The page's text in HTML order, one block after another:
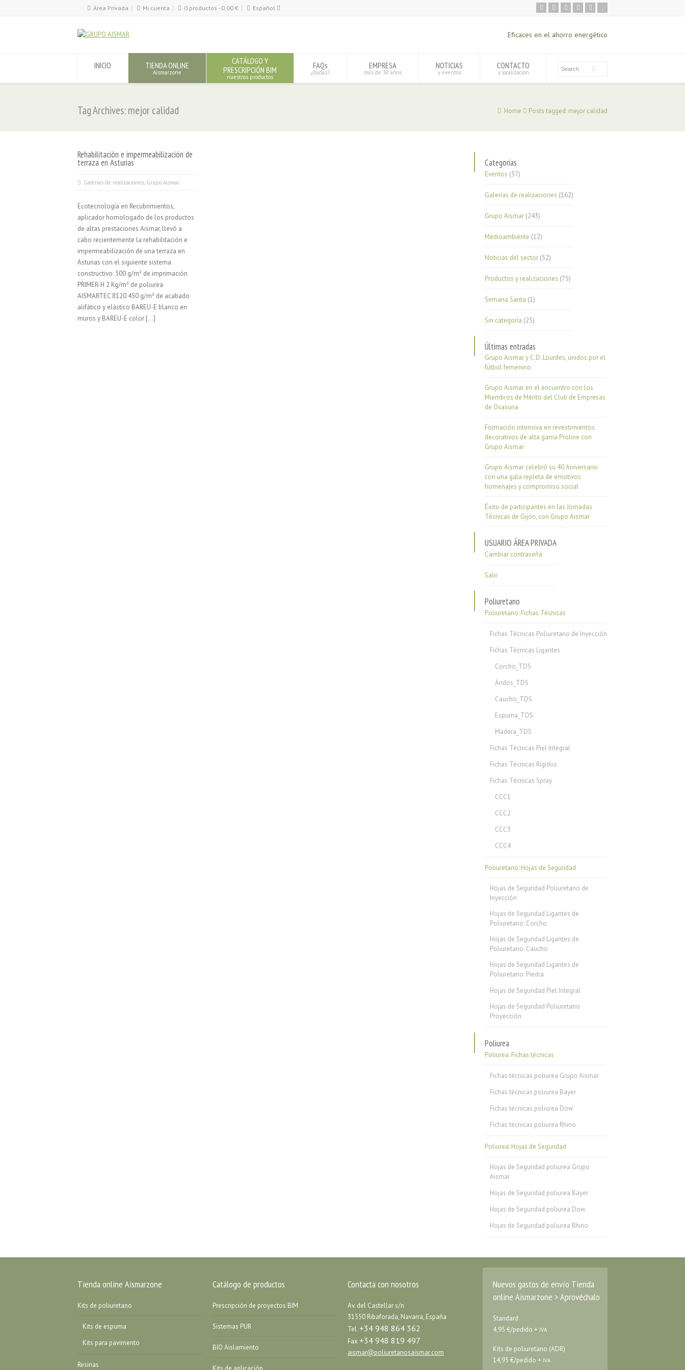
Área Privada Mi cuenta 0 productos - 0,00 €
Español
Eficaces en el ahorro energético
INICIO TIENDA ONLINE
Aismarzone
CATÁLOGO Y
PRESCRIPCIÓN BIM
nuestros productos
FAQs
¿dudas?
EMPRESA
más de 30 años
NOTICIAS
y eventos
CONTACTO
y localización
Tag Archives: mejor calidad Home Posts tagged: mejor calidad
Rehabilitación e impermeabilización de
terraza en Asturias
Galerías de realizaciones, Grupo Aismar
Ecotecnología en Recubrimientos,
aplicador homologado de los productos
de altas prestaciones Aismar, llevó a
cabo recientemente la rehabilitación e
impermeabilización de una terraza en
Asturias con el siguiente sistema
constructivo: 500 g/m² de imprimación
PRIMER-H 2 Kg/m² de poliurea
AISMARTEC 8120 450 g/m² de acabado
alifático y elástico BAREU-E blanco en
muros y BAREU-E color […]
Categorías
Eventos (57)
Galerías de realizaciones (162)
Grupo Aismar (243)
Medioambiente (12)
Noticias del sector (52)
Productos y realizaciones (75)
Semana Santa (1)
Sin categoría (25)
Últimas entradas
Grupo Aismar y C.D. Lourdes, unidos por el
fútbol femenino
Grupo Aismar en el encuentro con los
Miembros de Mérito del Club de Empresas
de Osasuna
Formación intensiva en revestimientos
decorativos de alta gama Proline con
Grupo Aismar
Grupo Aismar celebró su 40 Aniversario
con una gala repleta de emotivos
homenajes y compromiso social
Éxito de participantes en las Jornadas
Técnicas de Gijón, con Grupo Aismar
USUARIO ÁREA PRIVADA
Cambiar contraseña
Salir
Poliuretano
Poliuretano: Fichas Técnicas
Fichas Técnicas Poliuretano de Inyección
Fichas Técnicas Ligantes
Corcho_TDS
Áridos_TDS
Caucho_TDS
Espuma_TDS
Madera_TDS
Fichas Técnicas Piel Integral
Fichas Técnicas Rígidos
Fichas Técnicas Spray
CCC1
CCC2
CCC3
CCC4
Poliuretano: Hojas de Seguridad
Hojas de Seguridad Poliuretano de
Inyección
Hojas de Seguridad Ligantes de
Poliuretano: Corcho
Hojas de Seguridad Ligantes de
Poliuretano: Caucho
Hojas de Seguridad Ligantes de
Poliuretano: Piedra
Hojas de Seguridad Piel Integral
Hojas de Seguridad Poliuretano
Proyección
Poliurea
Poliurea: Fichas técnicas
Fichas técnicas poliurea Grupo Aismar
Fichas técnicas poliurea Bayer
Fichas técnicas poliurea Dow
Fichas técnicas poliurea Rhino
Poliurea: Hojas de Seguridad
Hojas de Seguridad poliurea Grupo
Aismar
Hojas de Seguridad poliurea Bayer
Hojas de Seguridad poliurea Dow
Hojas de Seguridad poliurea Rhino
Tienda online Aismarzone
Kits de poliuretano
Kits de espuma
Kits para pavimento
Resinas
Catálogo de productos
Prescripción de proyectos BIM
Sistemas PUR
BIO Aislamiento
Kits de aplicación
Contacta con nosotros
Av. del Castellar s/n
31550 Ribaforada, Navarra, España
Tel. +34 948 864 362
Fax +34 948 819 497
aismar@poliuretanosaismar.com
Nuevos gastos de envío Tienda
online Aismarzone > Aprovéchalo
Standard
4,95 €/pedido + IVA
Kits de poliuretano (ADR)
14,95 €/pedido + IVA